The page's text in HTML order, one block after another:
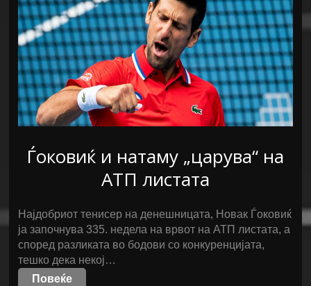
Ѓоковиќ и натаму „царува“ на
АТП листата
Најдобриот тенисер на денешницата, Новак Ѓоковиќ
ја започнува 335. недела на врвот на АТП листата, а
според разликата во бодови со конкуренцијата,
тешко дека некој…
Повеќе